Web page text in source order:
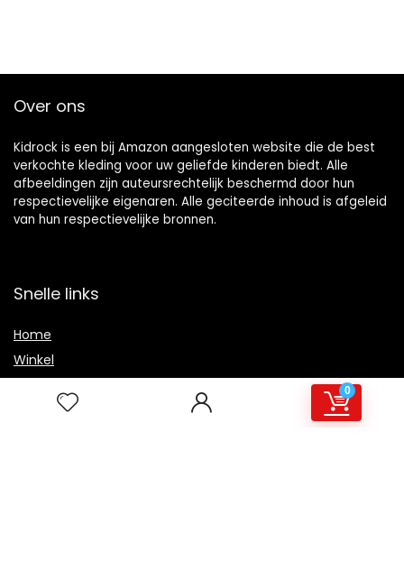
0
Over ons
Kidrock is een bij Amazon aangesloten website die de best
verkochte kleding voor uw geliefde kinderen biedt. Alle
afbeeldingen zijn auteursrechtelijk beschermd door hun
respectievelijke eigenaren. Alle geciteerde inhoud is afgeleid
van hun respectievelijke bronnen.
Snelle links
Home
Winkel
Overzicht